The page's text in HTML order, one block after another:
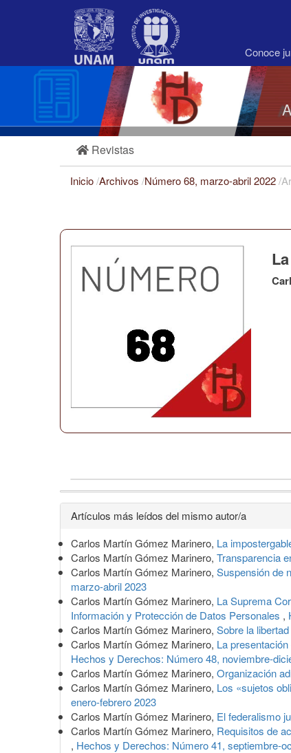
Barra
Conoce
Revistas
Inicio/Archivos /Número 68, marzo-abril 2022/
Detalles
del
artículo
Artículos más leídos del mismo autor/a
Carlos Martín Gómez Marinero, La
Carlos Martín Gómez Marinero, Transparencia
Carlos Martín Gómez Marinero, Suspensión de
marzo-abril 2023
Carlos Martín Gómez Marinero, La Suprema
Información y Protección de Datos Personales ,
Carlos Martín Gómez Marinero, Sobre la
Carlos Martín Gómez Marinero, La
Hechos y Derechos: Número 48, noviembre-
Carlos Martín Gómez Marinero, Organización
Carlos Martín Gómez Marinero, Los «sujetos
enero-febrero 2023
Carlos Martín Gómez Marinero, El federalismo
Carlos Martín Gómez Marinero, Requisitos de
, Hechos y Derechos: Número 41, septiembre-